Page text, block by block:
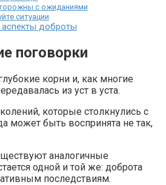
с ожиданиями
ситуации
доброты
поговорки
корни и, как многие
из уст в уста.
которые столкнулись с
может быть воспринята не так,
аналогичные
одной и той же: доброта
последствиям.